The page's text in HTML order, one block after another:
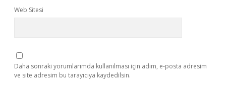
Web Sitesi
Daha sonraki yorumlarımda kullanılması için adım, e-posta adresim
ve site adresim bu tarayıcıya kaydedilsin.